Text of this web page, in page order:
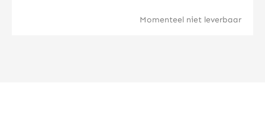
Momenteel niet leverbaar